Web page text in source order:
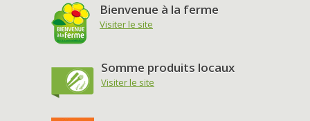
Bienvenue à la ferme
Visiter le site
Somme produits locaux
Visiter le site